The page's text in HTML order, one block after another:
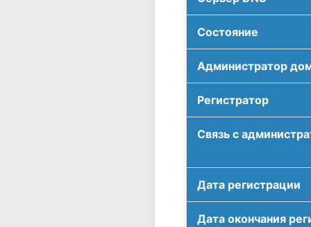
Соcтояние
Администратор
Регистратор
Связь с
Дата регистрации
Дата окончания